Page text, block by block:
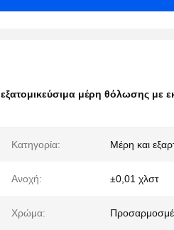
εξατομικεύσιμα μέρη θόλωσης με
Κατηγορία: Μέρη και
Ανοχή: ±0,01 χλστ
Χρώμα: